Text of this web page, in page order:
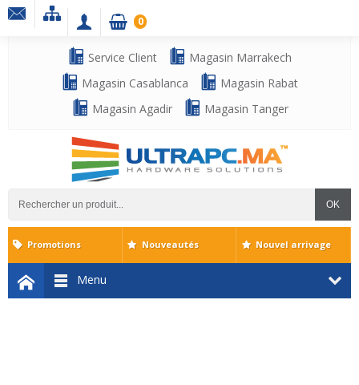
Service Client
Magasin Marrakech
Magasin Casablanca
Magasin Rabat
Magasin Agadir
Magasin Tanger
OK
0
Menu
Promotions Nouveautés Nouvel arrivage